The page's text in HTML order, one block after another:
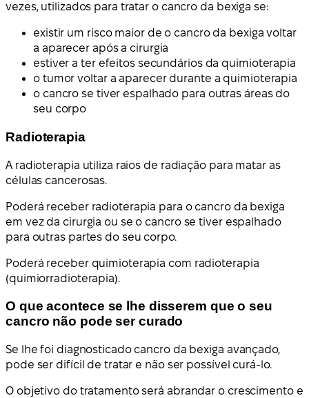
vezes, utilizados para tratar o cancro da bexiga se:
existir um risco maior de o cancro da bexiga voltar
a aparecer após a cirurgia
estiver a ter efeitos secundários da quimioterapia
o tumor voltar a aparecer durante a quimioterapia
o cancro se tiver espalhado para outras áreas do
seu corpo
Radioterapia
A radioterapia utiliza raios de radiação para matar as
células cancerosas.
Poderá receber radioterapia para o cancro da bexiga
em vez da cirurgia ou se o cancro se tiver espalhado
para outras partes do seu corpo.
Poderá receber quimioterapia com radioterapia
(quimiorradioterapia).
O que acontece se lhe disserem que o seu
cancro não pode ser curado
Se lhe foi diagnosticado cancro da bexiga avançado,
pode ser difícil de tratar e não ser possível curá-lo.
O objetivo do tratamento será abrandar o crescimento e